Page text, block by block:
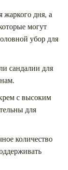
жаркого дня, а
могут
убор для
сандалии для
с высоким
для
количество